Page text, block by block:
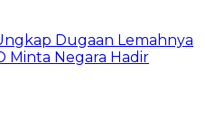
Dugaan Lemahnya
Minta Negara Hadir